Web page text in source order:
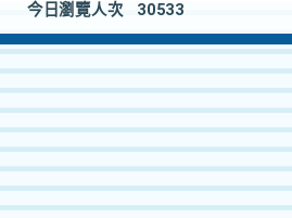
今日瀏覽人次
30533